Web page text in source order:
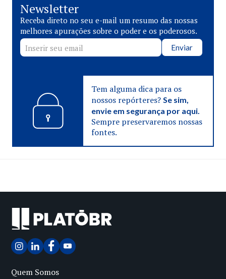
Newsletter
Receba direto no seu e-mail um resumo das nossas
melhores apurações sobre o poder e os poderosos.
Enviar
Tem alguma dica para os
nossos repórteres? Se sim,
envie em segurança por aqui.
Sempre preservaremos nossas
fontes.
Quem Somos